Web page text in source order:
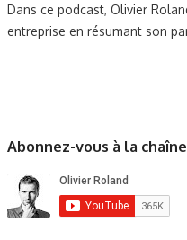
Dans ce podcast, Olivier
entreprise en résumant son
Abonnez-vous à la